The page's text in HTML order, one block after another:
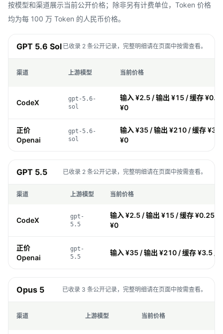
按模型和渠道展示当前公开价格；除非另有计费单位，Token 价格
均为每 100 万 Token 的人民币价格。
GPT 5.6 Sol 已收录 2 条公开记录，完整明细请在页面中按需查看。
渠道 上游模型 当前价格
CodeX
gpt-5.6-
sol
输入 ¥2.5 / 输出 ¥15 / 缓存
¥0
正价
Openai
gpt-5.6-
sol
输入 ¥35 / 输出 ¥210 / 缓存
¥0
GPT 5.5 已收录 2 条公开记录，完整明细请在页面中按需查看。
渠道 上游模型 当前价格
CodeX
gpt-
5.5
输入 ¥2.5 / 输出 ¥15 / 缓存 ¥0.25 /
¥0
正价
Openai
gpt-
5.5
输入 ¥35 / 输出 ¥210 / 缓存 ¥3.5 /
Opus 5 已收录 3 条公开记录，完整明细请在页面中按需查看。
渠道 上游模型 当前价格